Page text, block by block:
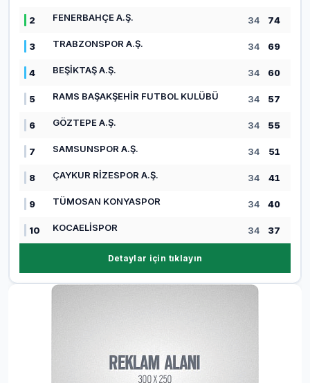
2 FENERBAHÇE A.Ş. 34 74
3 TRABZONSPOR A.Ş. 34 69
4 BEŞİKTAŞ A.Ş. 34 60
5 RAMS BAŞAKŞEHİR FUTBOL KULÜBÜ 34 57
6 GÖZTEPE A.Ş. 34 55
7 SAMSUNSPOR A.Ş. 34 51
8 ÇAYKUR RİZESPOR A.Ş. 34 41
9 TÜMOSAN KONYASPOR 34 40
10 KOCAELİSPOR 34 37
Detaylar için tıklayın